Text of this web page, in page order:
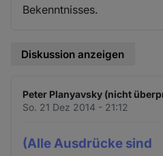
Bekenntnisses.
Diskussion anzeigen
Peter Planyavsky (nicht
So. 21 Dez 2014 - 21:12
(Alle Ausdrücke sind